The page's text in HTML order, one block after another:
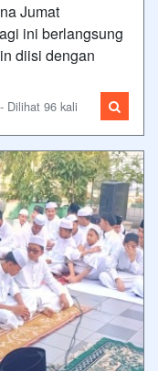
Jumat
ini berlangsung
diisi dengan
Dilihat 96 kali